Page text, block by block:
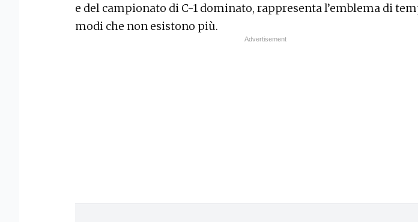
e del campionato di C-1 dominato, rappresenta l’emblema di
modi che non esistono più.